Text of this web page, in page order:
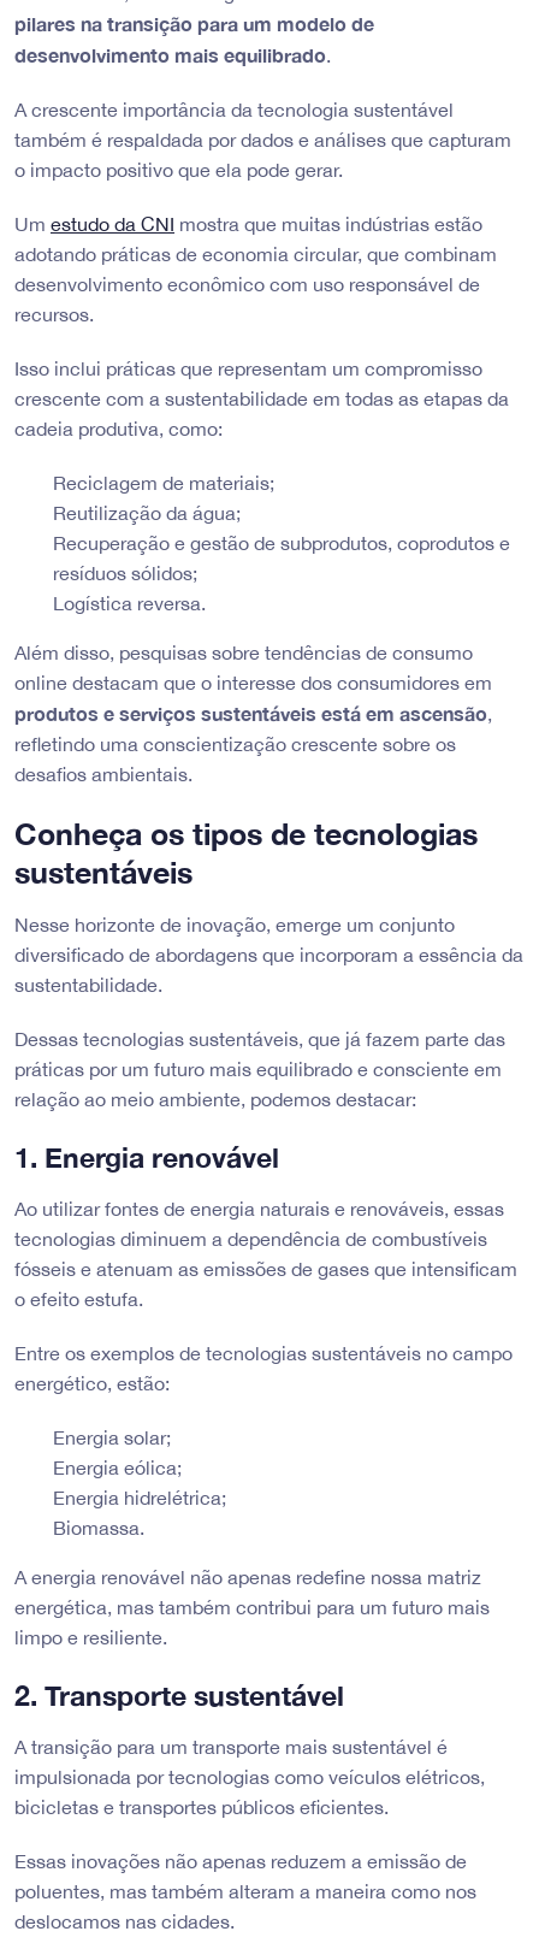
pilares na transição para um modelo de
desenvolvimento mais equilibrado.
A crescente importância da tecnologia sustentável
também é respaldada por dados e análises que capturam
o impacto positivo que ela pode gerar.
Um estudo da CNI mostra que muitas indústrias estão
adotando práticas de economia circular, que combinam
desenvolvimento econômico com uso responsável de
recursos.
Isso inclui práticas que representam um compromisso
crescente com a sustentabilidade em todas as etapas da
cadeia produtiva, como:
Reciclagem de materiais;
Reutilização da água;
Recuperação e gestão de subprodutos, coprodutos e
resíduos sólidos;
Logística reversa.
Além disso, pesquisas sobre tendências de consumo
online destacam que o interesse dos consumidores em
produtos e serviços sustentáveis está em ascensão,
refletindo uma conscientização crescente sobre os
desafios ambientais.
Conheça os tipos de tecnologias
sustentáveis
Nesse horizonte de inovação, emerge um conjunto
diversificado de abordagens que incorporam a essência da
sustentabilidade.
Dessas tecnologias sustentáveis, que já fazem parte das
práticas por um futuro mais equilibrado e consciente em
relação ao meio ambiente, podemos destacar:
1. Energia renovável
Ao utilizar fontes de energia naturais e renováveis, essas
tecnologias diminuem a dependência de combustíveis
fósseis e atenuam as emissões de gases que intensificam
o efeito estufa.
Entre os exemplos de tecnologias sustentáveis no campo
energético, estão:
Energia solar;
Energia eólica;
Energia hidrelétrica;
Biomassa.
A energia renovável não apenas redefine nossa matriz
energética, mas também contribui para um futuro mais
limpo e resiliente.
2. Transporte sustentável
A transição para um transporte mais sustentável é
impulsionada por tecnologias como veículos elétricos,
bicicletas e transportes públicos eficientes.
Essas inovações não apenas reduzem a emissão de
poluentes, mas também alteram a maneira como nos
deslocamos nas cidades.